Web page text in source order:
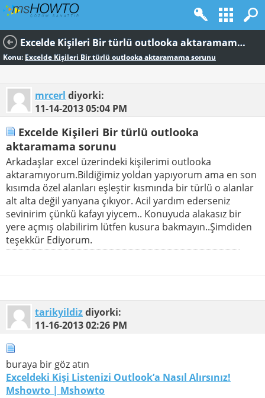
Excelde Kişileri Bir türlü outlooka aktaramama sorunu
Konu: Excelde Kişileri Bir türlü outlooka aktaramama sorunu
mrcerl diyorki:
11-14-201305:04 PM
Excelde Kişileri Bir türlü outlooka
aktaramama sorunu
Arkadaşlar excel üzerindeki kişilerimi outlooka
aktaramıyorum.Bildiğimiz yoldan yapıyorum ama en son
kısımda özel alanları eşleştir kısmında bir türlü o alanlar
alt alta değil yanyana çıkıyor. Acil yardım ederseniz
sevinirim çünkü kafayı yiycem.. Konuyuda alakasız bir
yere açmış olabilirim lütfen kusura bakmayın..Şimdiden
teşekkür Ediyorum.
tarikyildizdiyorki:
11-16-201302:26 PM
buraya bir göz atın
Exceldeki Kişi Listenizi Outlook’a Nasıl Alırsınız!
Mshowto | Mshowto